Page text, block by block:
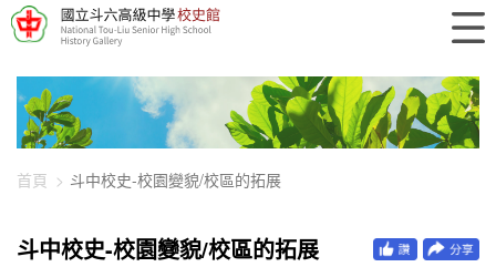
448-11030
首頁 斗中校史-校園變貌/校區的拓展
斗中校史-校園變貌/校區的拓展